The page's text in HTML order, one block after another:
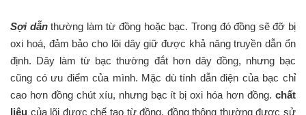
Sợi dẫnthường làm từ đồng hoặc bạc. Trong đó đồng sẽ đỡ bị
oxi hoá, đảm bảo cho lõi dây giữ được khả năng truyền dẫn ổn
định. Dây làm từ bạc thường đắt hơn dây đồng, nhưng bạc
cũng có ưu điểm của mình. Mặc dù tính dẫn điện của bạc chỉ
cao hơn đồng chút xíu, nhưng bạc ít bị oxi hóa hơn đồng. chất
liệu của lõi được chế tạo từ đồng, đồng thông thường được sử